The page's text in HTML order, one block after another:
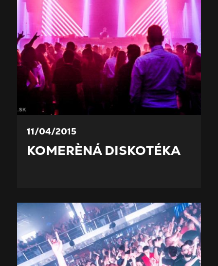
11/04/2015
KOMERÈNÁ DISKOTÉKA